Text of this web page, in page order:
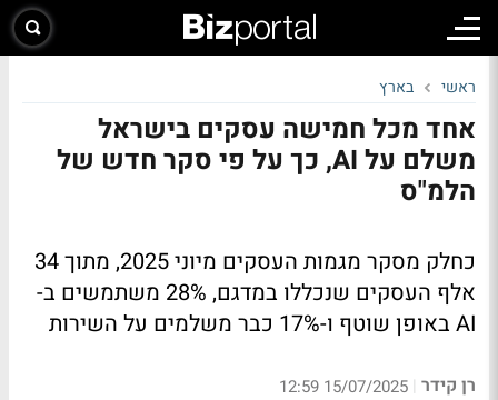
ראשי בארץ
אחד מכל חמישה עסקים בישראל
משלם על AI, כך על פי סקר חדש של
הלמ"ס
כחלק מסקר מגמות העסקים מיוני 2025, מתוך 34
אלף העסקים שנכללו במדגם, 28% משתמשים ב-
AI באופן שוטף ו-17% כבר משלמים על השירות
רן קידר |
15/07/2025 12:59